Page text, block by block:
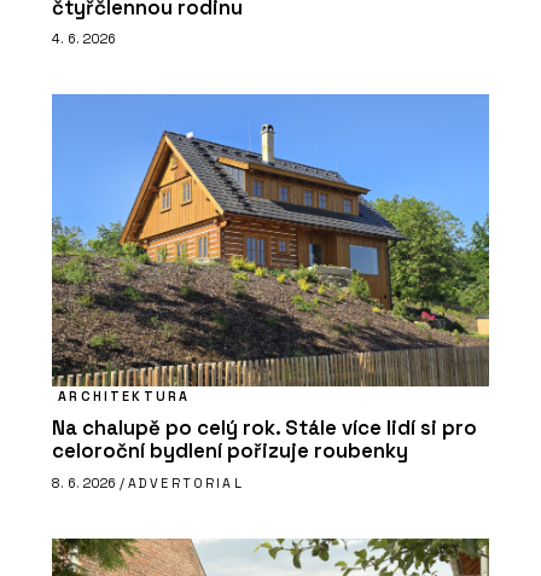
čtyřčlennou rodinu
4. 6. 2026
ARCHITEKTURA
Na chalupě po celý rok. Stále více lidí si pro
celoroční bydlení pořizuje roubenky
8. 6. 2026 / ADVERTORIAL